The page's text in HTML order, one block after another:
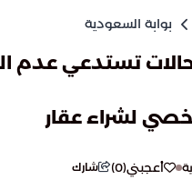
بوابة السعودية
تستدعي عدم
لشراء عقار
أعجبني(
0
) شارك